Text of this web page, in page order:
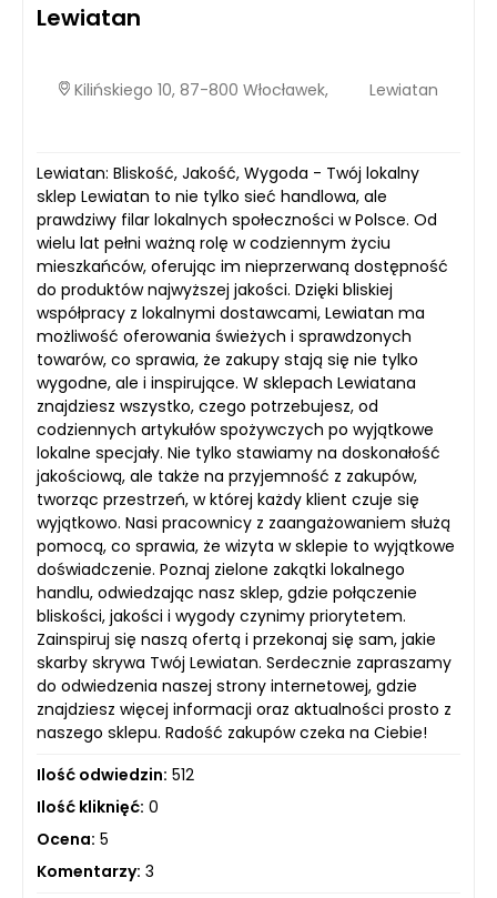
Lewiatan
Kilińskiego 10, 87-800 Włocławek, Lewiatan
Lewiatan: Bliskość, Jakość, Wygoda - Twój lokalny
sklep Lewiatan to nie tylko sieć handlowa, ale
prawdziwy filar lokalnych społeczności w Polsce. Od
wielu lat pełni ważną rolę w codziennym życiu
mieszkańców, oferując im nieprzerwaną dostępność
do produktów najwyższej jakości. Dzięki bliskiej
współpracy z lokalnymi dostawcami, Lewiatan ma
możliwość oferowania świeżych i sprawdzonych
towarów, co sprawia, że zakupy stają się nie tylko
wygodne, ale i inspirujące. W sklepach Lewiatana
znajdziesz wszystko, czego potrzebujesz, od
codziennych artykułów spożywczych po wyjątkowe
lokalne specjały. Nie tylko stawiamy na doskonałość
jakościową, ale także na przyjemność z zakupów,
tworząc przestrzeń, w której każdy klient czuje się
wyjątkowo. Nasi pracownicy z zaangażowaniem służą
pomocą, co sprawia, że wizyta w sklepie to wyjątkowe
doświadczenie. Poznaj zielone zakątki lokalnego
handlu, odwiedzając nasz sklep, gdzie połączenie
bliskości, jakości i wygody czynimy priorytetem.
Zainspiruj się naszą ofertą i przekonaj się sam, jakie
skarby skrywa Twój Lewiatan. Serdecznie zapraszamy
do odwiedzenia naszej strony internetowej, gdzie
znajdziesz więcej informacji oraz aktualności prosto z
naszego sklepu. Radość zakupów czeka na Ciebie!
Ilość odwiedzin: 512
Ilość kliknięć: 0
Ocena: 5
Komentarzy: 3